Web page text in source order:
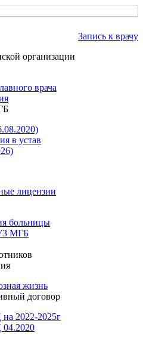
Запись к врачу
организации
врача
в устав
лицензии
больницы
МГБ
жизнь
договор
2022-2025г